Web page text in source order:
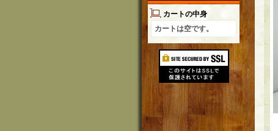
カートの中身
カートは空です。